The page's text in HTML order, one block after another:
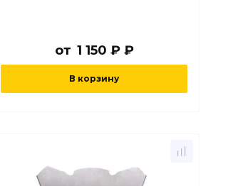
от 1 150 ₽ ₽
В корзину